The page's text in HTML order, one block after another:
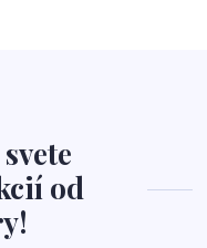
od